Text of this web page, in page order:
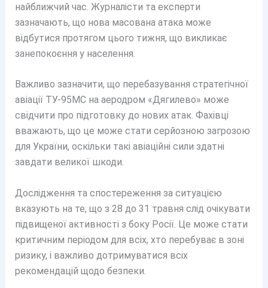
найближчий час. Журналісти та експерти
зазначають, що нова масована атака може
відбутися протягом цього тижня, що викликає
занепокоєння у населення.
Важливо зазначити, що перебазування стратегічної
авіації ТУ-95МС на аеродром «Дягилево» може
свідчити про підготовку до нових атак. Фахівці
вважають, що це може стати серйозною загрозою
для України, оскільки такі авіаційні сили здатні
завдати великої шкоди.
Дослідження та спостереження за ситуацією
вказують на те, що з 28 до 31 травня слід очікувати
підвищеної активності з боку Росії. Це може стати
критичним періодом для всіх, хто перебуває в зоні
ризику, і важливо дотримуватися всіх
рекомендацій щодо безпеки.